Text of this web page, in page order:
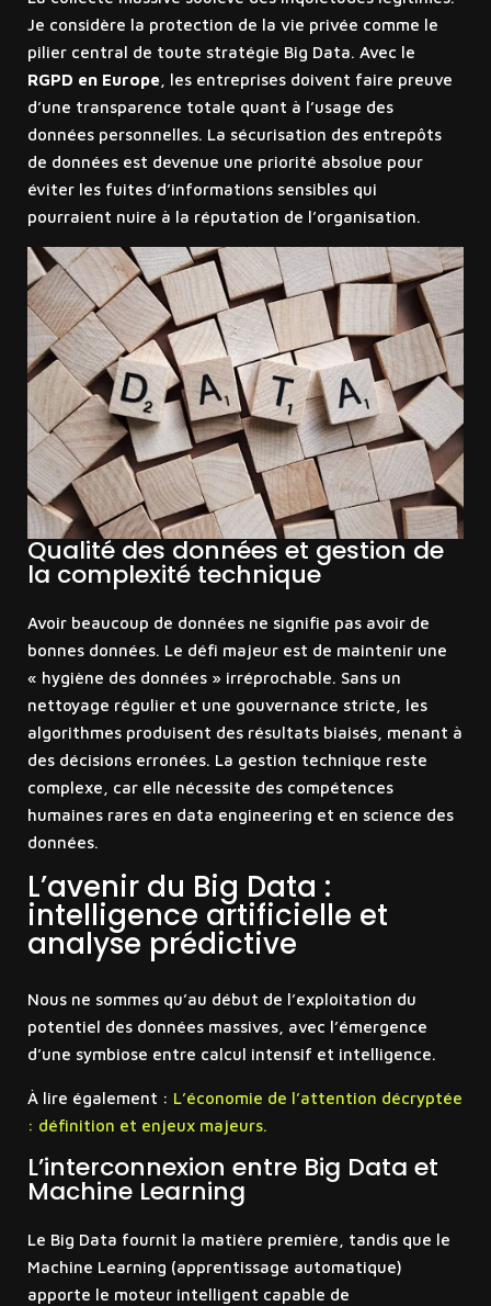
Je considère la protection de la vie privée comme le
pilier central de toute stratégie Big Data. Avec le
RGPD en Europe, les entreprises doivent faire preuve
d’une transparence totale quant à l’usage des
données personnelles. La sécurisation des entrepôts
de données est devenue une priorité absolue pour
éviter les fuites d’informations sensibles qui
pourraient nuire à la réputation de l’organisation.
Qualité des données et gestion de
la complexité technique
Avoir beaucoup de données ne signifie pas avoir de
bonnes données. Le défi majeur est de maintenir une
« hygiène des données » irréprochable. Sans un
nettoyage régulier et une gouvernance stricte, les
algorithmes produisent des résultats biaisés, menant à
des décisions erronées. La gestion technique reste
complexe, car elle nécessite des compétences
humaines rares en data engineering et en science des
données.
L’avenir du Big Data :
intelligence artificielle et
analyse prédictive
Nous ne sommes qu’au début de l’exploitation du
potentiel des données massives, avec l’émergence
d’une symbiose entre calcul intensif et intelligence.
À lire également : L’économie de l’attention décryptée
: définition et enjeux majeurs.
L’interconnexion entre Big Data et
Machine Learning
Le Big Data fournit la matière première, tandis que le
Machine Learning (apprentissage automatique)
apporte le moteur intelligent capable de